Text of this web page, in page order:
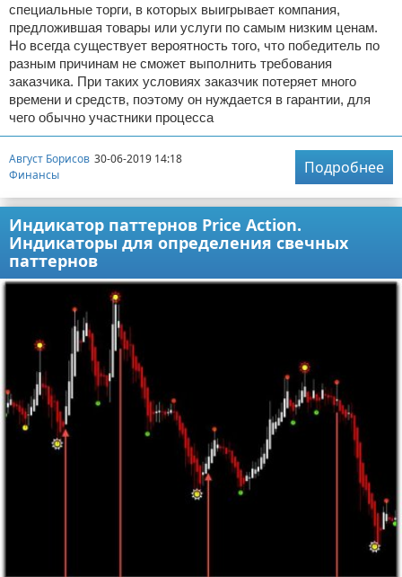
специальные торги, в которых выигрывает компания,
предложившая товары или услуги по самым низким ценам.
Но всегда существует вероятность того, что победитель по
разным причинам не сможет выполнить требования
заказчика. При таких условиях заказчик потеряет много
времени и средств, поэтому он нуждается в гарантии, для
чего обычно участники процесса
Август Борисов 30-06-2019 14:18
Финансы
Подробнее
Индикатор паттернов Price Action.
Индикаторы для определения свечных
паттернов